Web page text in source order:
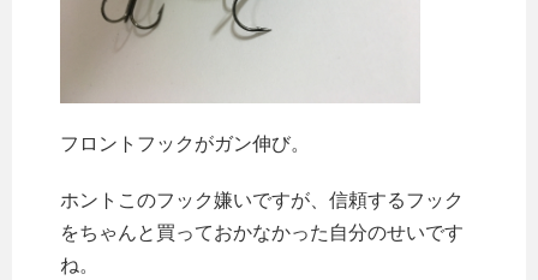
フロントフックがガン伸び。
ホントこのフック嫌いですが、信頼するフック
をちゃんと買っておかなかった自分のせいです
ね。